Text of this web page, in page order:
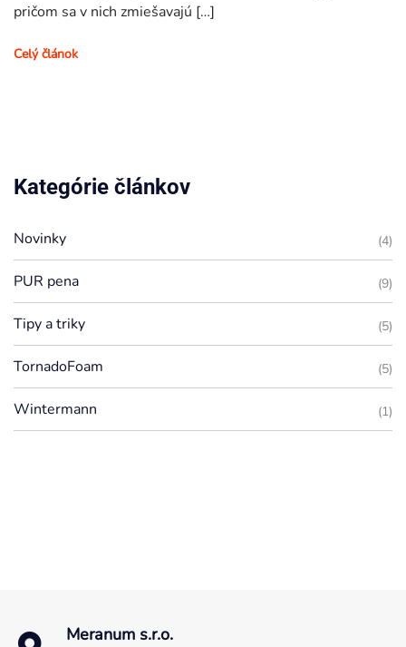
pričom sa v nich zmiešavajú […]
Celý článok
Kategórie článkov
Novinky (4)
PUR pena (9)
Tipy a triky (5)
TornadoFoam (5)
Wintermann (1)
Meranum s.r.o.